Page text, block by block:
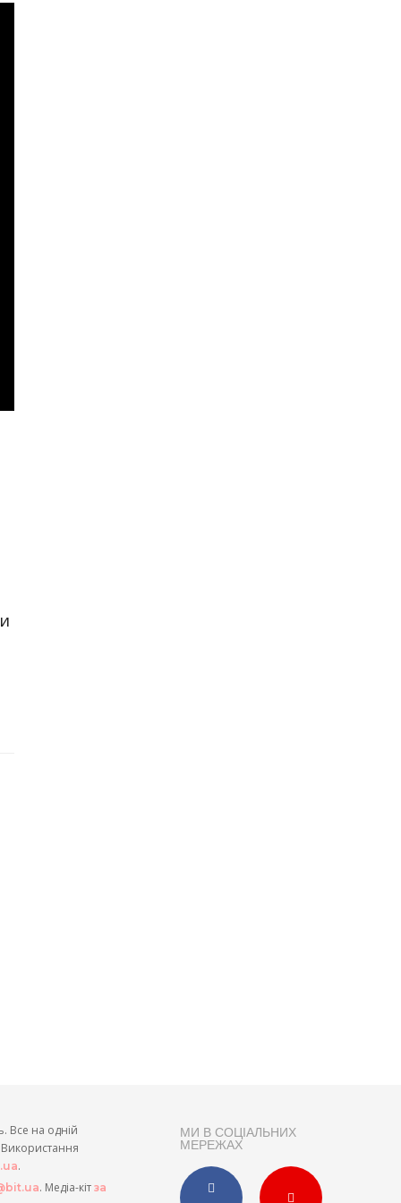
МИ В СОЦІАЛЬНИХ
МЕРЕЖАХ
Все на одній
Використання
.
. Медіа-кіт за